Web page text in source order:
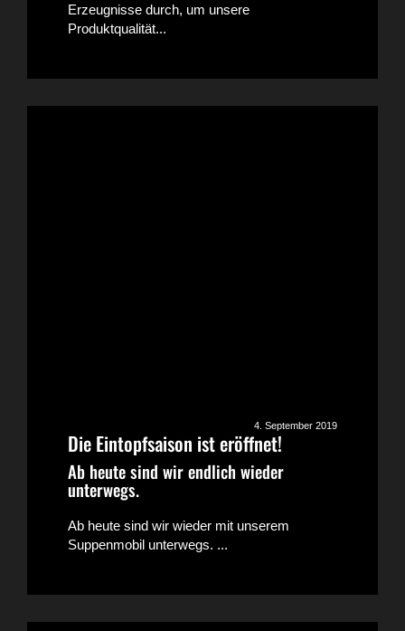
Erzeugnisse durch, um unsere
Produktqualität...
4. September 2019
Die Eintopfsaison ist eröffnet!
Ab heute sind wir endlich wieder
unterwegs.
Ab heute sind wir wieder mit unserem
Suppenmobil unterwegs. ...